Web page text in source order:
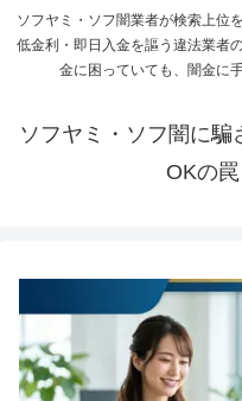
ソフヤミ・ソフ闇業者が検索上位
低金利・即日入金を謳う違法業者
金に困っていても、闇金に
ソフヤミ・ソフ闇に騙
OKの